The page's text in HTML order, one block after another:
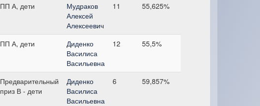
ПП А, дети
Мудраков
Алексей
Алексеевич
11 55,625%
ПП А, дети
Диденко
Василиса
Васильевна
12 55,5%
Предварительный
приз В - дети
Диденко
Василиса
Васильевна
6 59,857%